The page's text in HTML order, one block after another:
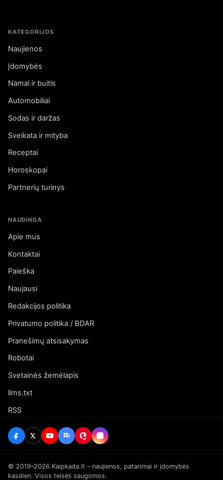
KATEGORIJOS
Naujienos
Įdomybės
Namai ir buitis
Automobiliai
Sodas ir daržas
Sveikata ir mityba
Receptai
Horoskopai
Partnerių turinys
NAUDINGA
Apie mus
Kontaktai
Paieška
Naujausi
Redakcijos politika
Privatumo politika / BDAR
Pranešimų atsisakymas
Robotai
Svetainės žemėlapis
llms.txt
RSS
© 2019–2026 Kaipkada.lt – naujienos, patarimai ir įdomybės
kasdien. Visos teisės saugomos.